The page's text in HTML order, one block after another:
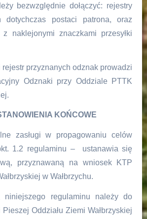
bezwzględnie dołączyć: rejestry
dotychczas postaci patrona, oraz
z naklejonymi znaczkami przesyłki
przyznanych odznak prowadzi
Odznaki przy Oddziale PTTK
KOŃCOWE
zasługi w propagowaniu celów
1.2 regulaminu – ustanawia się
przyznawaną na wniosek KTP
w Wałbrzychu.
niniejszego regulaminu należy do
Oddziału Ziemi Wałbrzyskiej